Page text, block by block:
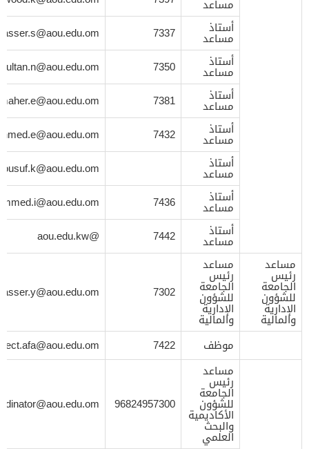
مساعد
أستاذ
مساعد 7337
أستاذ
مساعد 7350
Sultan.n@aou.edu.om
أستاذ
مساعد 7381
maher.e@aou.edu.om
أستاذ
مساعد 7432
أستاذ
مساعد
أستاذ
مساعد 7436
أستاذ
مساعد 7442
@aou.edu.kw
مساعد
رئيس
الجامعة
للشؤون
الإدارية
والمالية
مساعد
رئيس
الجامعة
للشؤون
الإدارية
والمالية
7302
موظف 7422
مساعد
رئيس
الجامعة
للشؤون
الأكاديمية
والبحث
العلمي
96824957300